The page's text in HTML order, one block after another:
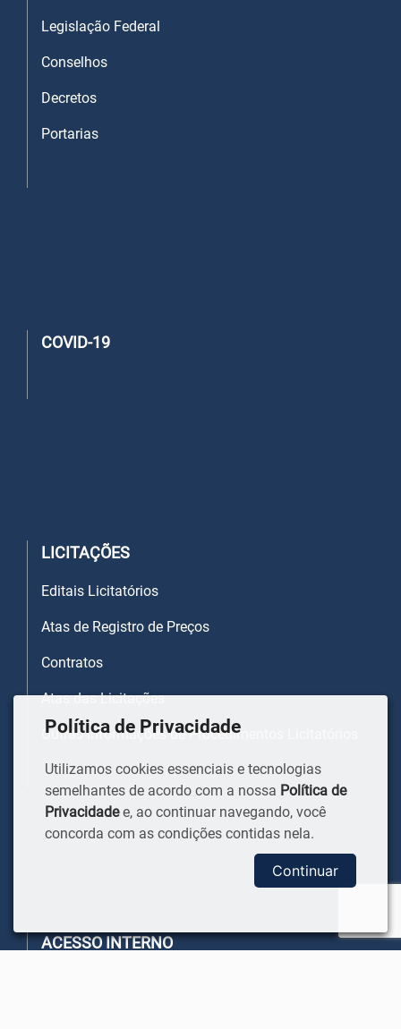
Legislação Federal
Conselhos
Decretos
Portarias
COVID-19
LICITAÇÕES
Editais Licitatórios
Atas de Registro de Preços
Contratos
Atas das Licitações
Outras informações de Procedimentos Licitatórios
ACESSO INTERNO
Política de Privacidade
Utilizamos cookies essenciais e tecnologias
semelhantes de acordo com a nossa Política de
Privacidadee, ao continuar navegando, você
concorda com as condições contidas nela.
Continuar